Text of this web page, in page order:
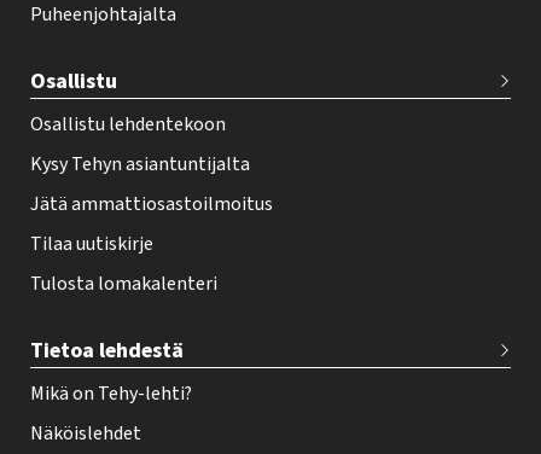
t
r
Puheenjohtajalta
Osallistu
Osallistu lehdentekoon
Kysy Tehyn asiantuntijalta
Jätä ammattiosastoilmoitus
Tilaa uutiskirje
Tulosta lomakalenteri
Tietoa lehdestä
Mikä on Tehy-lehti?
Näköislehdet